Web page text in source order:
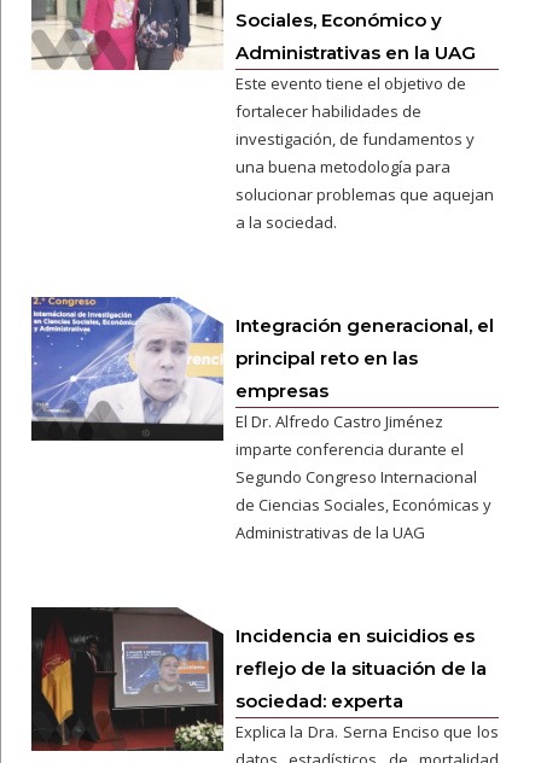
Sociales, Económico y
Administrativas en la UAG
Este evento tiene el objetivo de
fortalecer habilidades de
investigación, de fundamentos y
una buena metodología para
solucionar problemas que aquejan
a la sociedad.
Integración generacional, el
principal reto en las
empresas
El Dr. Alfredo Castro Jiménez
imparte conferencia durante el
Segundo Congreso Internacional
de Ciencias Sociales, Económicas y
Administrativas de la UAG
Incidencia en suicidios es
reflejo de la situación de la
sociedad: experta
Explica la Dra. Serna Enciso que los